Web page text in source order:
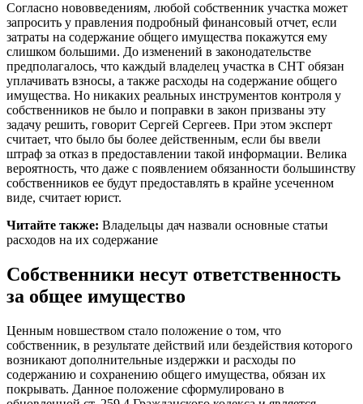
Согласно нововведениям, любой собственник участка может
запросить у правления подробный финансовый отчет, если
затраты на содержание общего имущества покажутся ему
слишком большими. До изменений в законодательстве
предполагалось, что каждый владелец участка в СНТ обязан
уплачивать взносы, а также расходы на содержание общего
имущества. Но никаких реальных инструментов контроля у
собственников не было и поправки в закон призваны эту
задачу решить, говорит Сергей Сергеев. При этом эксперт
считает, что было бы более действенным, если бы ввели
штраф за отказ в предоставлении такой информации. Велика
вероятность, что даже с появлением обязанности большинству
собственников ее будут предоставлять в крайне усеченном
виде, считает юрист.
Читайте также: Владельцы дач назвали основные статьи
расходов на их содержание
Собственники несут ответственность
за общее имущество
Ценным новшеством стало положение о том, что
собственник, в результате действий или бездействия которого
возникают дополнительные издержки и расходы по
содержанию и сохранению общего имущества, обязан их
покрывать. Данное положение сформулировано в